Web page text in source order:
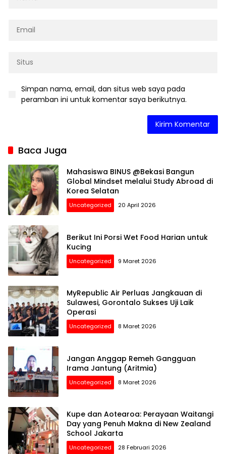
Simpan nama, email, dan situs web saya pada
peramban ini untuk komentar saya berikutnya.
Baca Juga
Mahasiswa BINUS @Bekasi Bangun
Global Mindset melalui Study Abroad di
Korea Selatan
Uncategorized 20 April 2026
Berikut Ini Porsi Wet Food Harian untuk
Kucing
Uncategorized 9 Maret 2026
MyRepublic Air Perluas Jangkauan di
Sulawesi, Gorontalo Sukses Uji Laik
Operasi
Uncategorized 8 Maret 2026
Jangan Anggap Remeh Gangguan
Irama Jantung (Aritmia)
Uncategorized 8 Maret 2026
Kupe dan Aotearoa: Perayaan Waitangi
Day yang Penuh Makna di New Zealand
School Jakarta
Uncategorized 28 Februari 2026